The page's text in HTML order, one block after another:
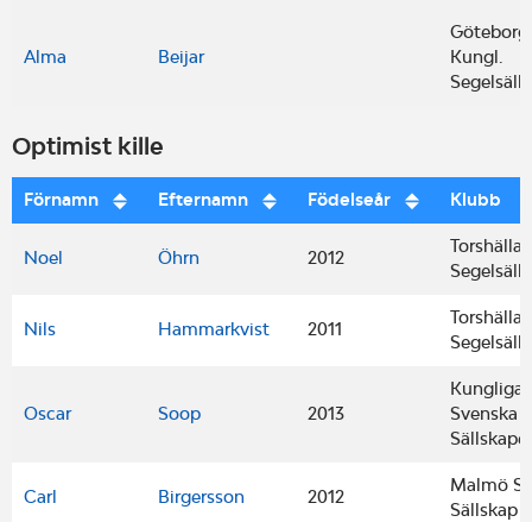
Alma Beijar
Kungl.
Optimist kille
Förnamn Efternamn Födelseår Klubb
Noel Öhrn 2012
Torshälla
Nils Hammarkvist 2011
Torshälla
Oscar Soop 2013
Kungliga
Svenska
Carl Birgersson 2012
Malmö
Sällskap